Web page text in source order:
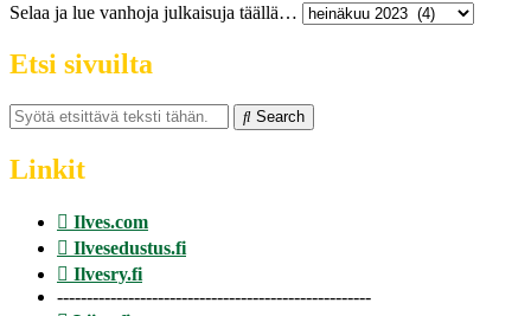
Selaa ja lue vanhoja julkaisuja täällä…
Etsi sivuilta
Search
Linkit
Ilves.com
Ilvesedustus.fi
Ilvesry.fi
-----------------------------------------------------